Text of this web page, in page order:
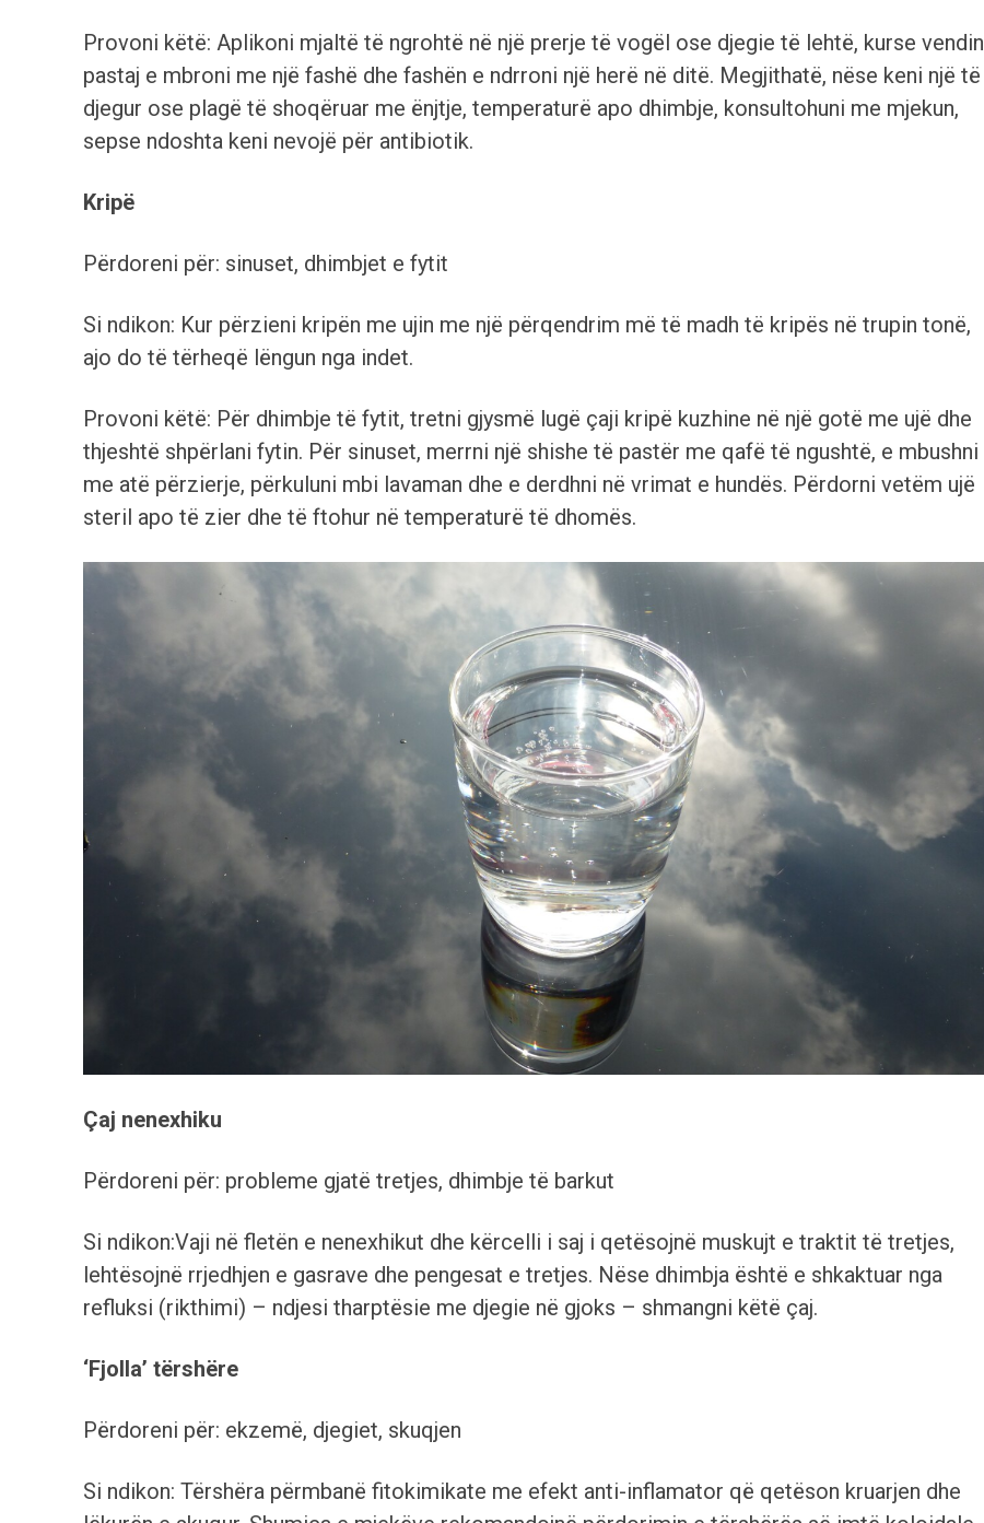
Provoni këtë: Aplikoni mjaltë të ngrohtë në një prerje të vogël ose djegie të lehtë, kurse vendin
pastaj e mbroni me një fashë dhe fashën e ndrroni një herë në ditë. Megjithatë, nëse keni një të
djegur ose plagë të shoqëruar me ënjtje, temperaturë apo dhimbje, konsultohuni me mjekun,
sepse ndoshta keni nevojë për antibiotik.
Kripë
Përdoreni për: sinuset, dhimbjet e fytit
Si ndikon: Kur përzieni kripën me ujin me një përqendrim më të madh të kripës në trupin tonë,
ajo do të tërheqë lëngun nga indet.
Provoni këtë: Për dhimbje të fytit, tretni gjysmë lugë çaji kripë kuzhine në një gotë me ujë dhe
thjeshtë shpërlani fytin. Për sinuset, merrni një shishe të pastër me qafë të ngushtë, e mbushni
me atë përzierje, përkuluni mbi lavaman dhe e derdhni në vrimat e hundës. Përdorni vetëm ujë
steril apo të zier dhe të ftohur në temperaturë të dhomës.
Çaj nenexhiku
Përdoreni për: probleme gjatë tretjes, dhimbje të barkut
Si ndikon:Vaji në fletën e nenexhikut dhe kërcelli i saj i qetësojnë muskujt e traktit të tretjes,
lehtësojnë rrjedhjen e gasrave dhe pengesat e tretjes. Nëse dhimbja është e shkaktuar nga
refluksi (rikthimi) – ndjesi tharptësie me djegie në gjoks – shmangni këtë çaj.
‘Fjolla’ tërshëre
Përdoreni për: ekzemë, djegiet, skuqjen
Si ndikon: Tërshëra përmbanë fitokimikate me efekt anti-inflamator që qetëson kruarjen dhe